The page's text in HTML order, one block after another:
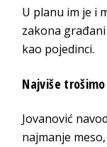
U planu im je i
zakona
kao pojedinci.
Najviše
Jovanović
najmanje